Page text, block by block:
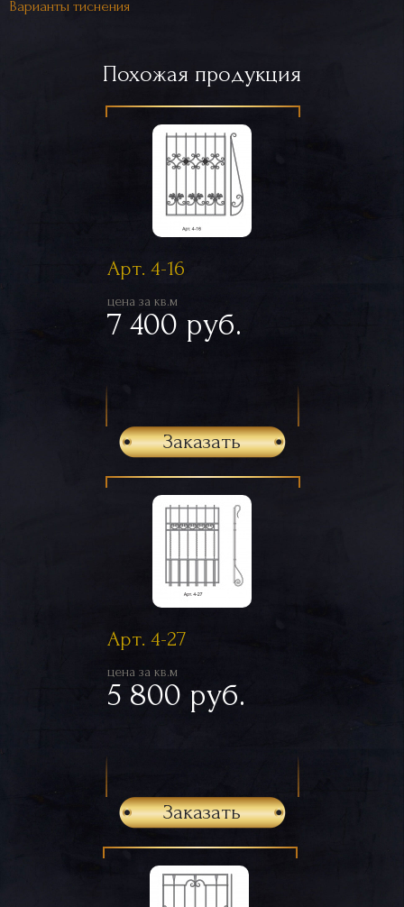
Варианты тиснения
Похожая продукция
Арт. 4-16
цена за кв.м
7 400 руб.
Заказать
Арт. 4-27
цена за кв.м
5 800 руб.
Заказать